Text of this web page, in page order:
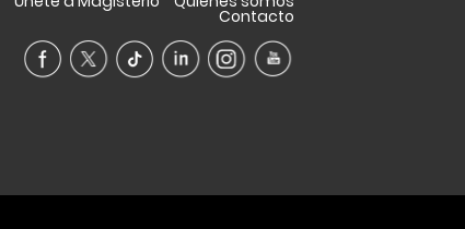
Contacto